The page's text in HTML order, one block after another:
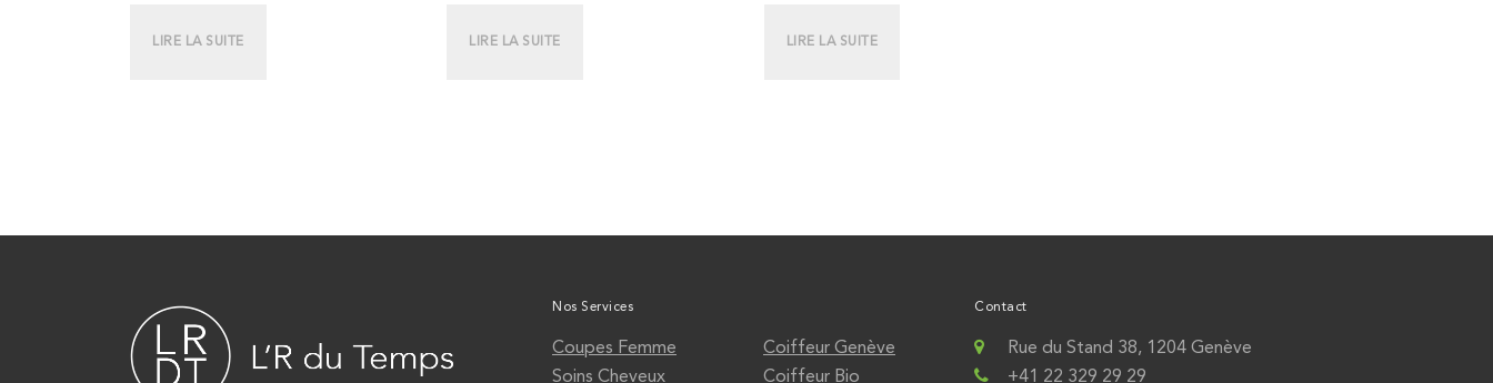
LIRE LA SUITE LIRE LA SUITE LIRE LA SUITE
Nos Services
Coupes Femme
Soins Cheveux
Coiffeur Genève
Coiffeur Bio
Contact
Rue du Stand 38, 1204 Genève
+41 22 329 29 29